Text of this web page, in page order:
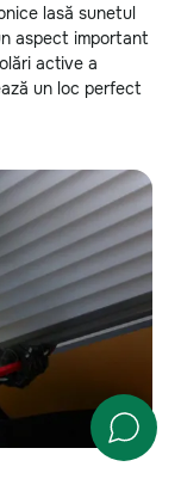
lasă sunetul
aspect important
active a
un loc perfect